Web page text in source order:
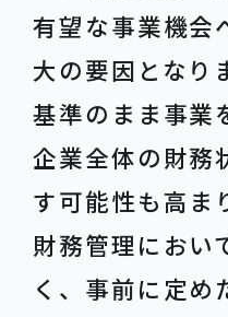
有望な事業機会
大の要因となり
基準のまま事業
企業全体の財務
す可能性も高ま
財務管理におい
く、事前に定め